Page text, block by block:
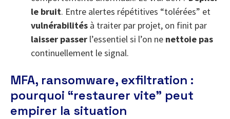
le bruit. Entre alertes répétitives “tolérées” et
vulnérabilités à traiter par projet, on finit par
laisser passer l’essentiel si l’on ne nettoie pas
continuellement le signal.
MFA, ransomware, exfiltration :
pourquoi “restaurer vite” peut
empirer la situation